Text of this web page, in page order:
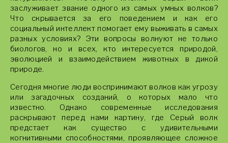
заслуживает звание одного из самых умных волков?
Что скрывается за его поведением и как его
социальный интеллект помогает ему выживать в самых
разных условиях? Эти вопросы волнуют не только
биологов, но и всех, кто интересуется природой,
эволюцией и взаимодействием животных в дикой
природе.
Сегодня многие люди воспринимают волков как угрозу
или загадочных созданий, о которых мало что
известно. Однако современные исследования
раскрывают перед нами картину, где Серый волк
предстает как существо с удивительными
когнитивными способностями, проявляющее сложное